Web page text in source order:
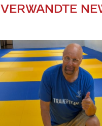
VERWANDTE